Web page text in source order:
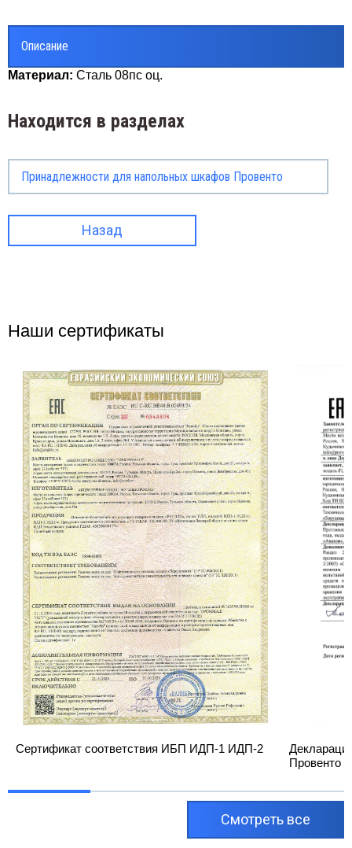
Описание
Материал: Сталь 08пс оц.
Находится в разделах
Принадлежности для напольных шкафов Провенто
Назад
Наши сертификаты
Сертификат соответствия ИБП ИДП-1 ИДП-2
Провенто
Cмотреть все